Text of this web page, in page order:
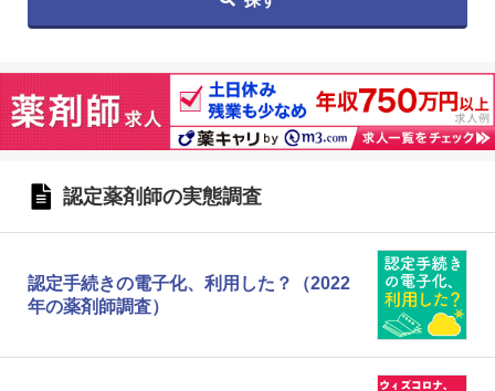
認定薬剤師の実態調査
認定手続きの電子化、利用した？（2022
年の薬剤師調査）